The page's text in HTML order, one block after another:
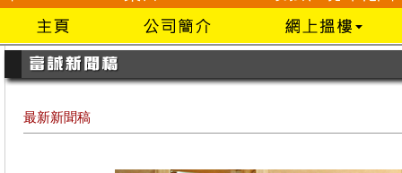
最新新聞稿